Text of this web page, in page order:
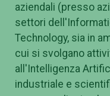
aziendali (presso
settori
Technology, sia in
cui si svolgano
all'Intelligenza
industriale e